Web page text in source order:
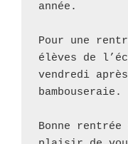
année.
Pour une
élèves de
vendredi
bambouseraie.
Bonne